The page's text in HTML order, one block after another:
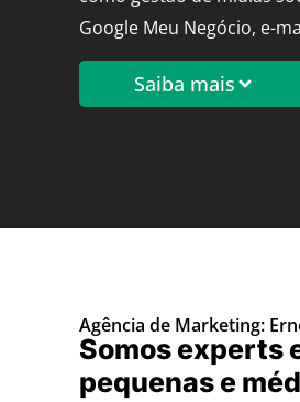
Google Meu Negócio, e-
Saiba mais
Agência de Marketing:
Somos experts
pequenas e